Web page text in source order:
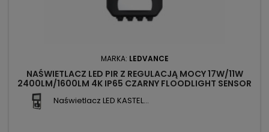
MARKA: LEDVANCE
NAŚWIETLACZ LED PIR Z REGULACJĄ MOCY 17W/11W
2400LM/1600LM 4K IP65 CZARNY FLOODLIGHT SENSOR
Naświetlacz LED KASTEL...